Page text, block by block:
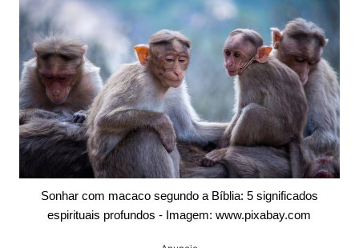
Sonhar com macaco segundo a Bíblia: 5 significados
espirituais profundos - Imagem: www.pixabay.com